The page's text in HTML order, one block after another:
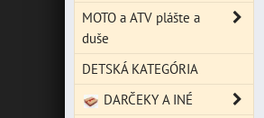
MOTO a ATV plášte a
duše
DETSKÁ KATEGÓRIA
DARČEKY A INÉ